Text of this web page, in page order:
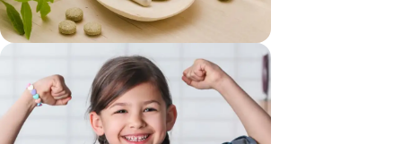
vezi si...
Suplimente